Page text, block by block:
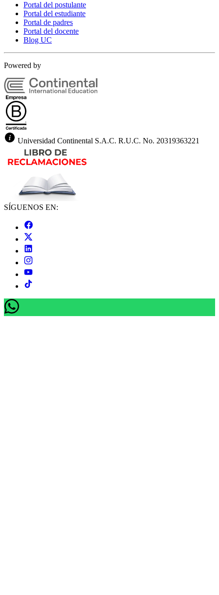
Portal del postulante
Portal del estudiante
Portal de padres
Portal del docente
Blog UC
Powered by
Universidad Continental S.A.C. R.U.C. No. 20319363221
SÍGUENOS EN: